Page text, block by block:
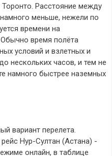
Расстояние между
меньше, нежели по
времени на
время полёта
условий и взлетных и
нескольких часов, и тем не
намного быстрее наземных
вариант перелета.
Нур-Султан (Астана) -
онлайн, в таблице